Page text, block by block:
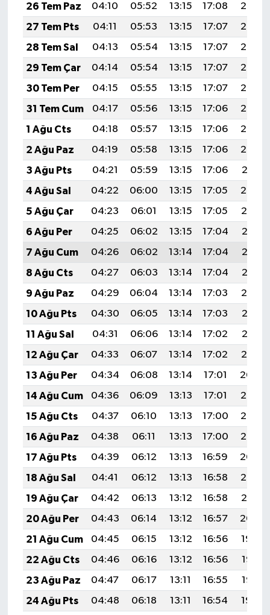
26 Tem Paz
04:10 05:52 13:15 17:08
20:28
27 Tem Pts
04:11 05:53 13:15 17:07
20:28
28 Tem Sal
04:13 05:54 13:15 17:07
20:27
29 Tem Çar
04:14 05:54 13:15 17:07
20:26
30 Tem Per
04:15 05:55 13:15 17:07
20:25
31 Tem Cum
04:17 05:56 13:15 17:06
20:24
1 Ağu Cts
04:18 05:57 13:15 17:06
20:23
2 Ağu Paz
04:19 05:58 13:15 17:06
20:22
3 Ağu Pts
04:21 05:59 13:15 17:06
20:21
4 Ağu Sal
04:22 06:00 13:15 17:05
20:20
5 Ağu Çar
04:23 06:01 13:15 17:05
20:19
6 Ağu Per
04:25 06:02 13:15 17:04
20:18
7 Ağu Cum
04:26 06:02 13:14 17:04
20:16
8 Ağu Cts
04:27 06:03 13:14 17:04
20:15
9 Ağu Paz
04:29 06:04 13:14 17:03
20:14
10 Ağu Pts
04:30 06:05 13:14 17:03
20:13
11 Ağu Sal
04:31 06:06 13:14 17:02
20:12
12 Ağu Çar
04:33 06:07 13:14 17:02
20:10
13 Ağu Per
04:34 06:08 13:14 17:01
20:09
14 Ağu Cum
04:36 06:09 13:13 17:01
20:08
15 Ağu Cts
04:37 06:10 13:13 17:00
20:07
16 Ağu Paz
04:38 06:11 13:13 17:00
20:05
17 Ağu Pts
04:39 06:12 13:13 16:59
20:04
18 Ağu Sal
04:41 06:12 13:13 16:58
20:03
19 Ağu Çar
04:42 06:13 13:12 16:58
20:01
20 Ağu Per
04:43 06:14 13:12 16:57
20:00
21 Ağu Cum
04:45 06:15 13:12 16:56
19:59
22 Ağu Cts
04:46 06:16 13:12 16:56
19:57
23 Ağu Paz
04:47 06:17 13:11 16:55
19:56
24 Ağu Pts
04:48 06:18 13:11 16:54
19:54